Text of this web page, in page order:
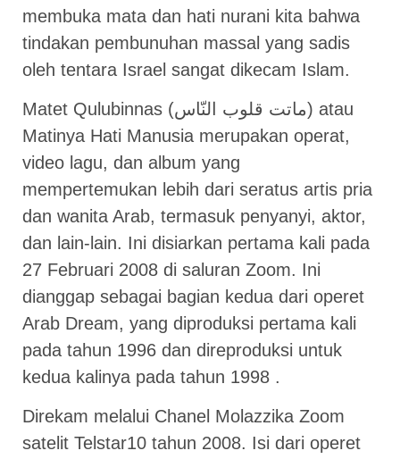
membuka mata dan hati nurani kita bahwa
tindakan pembunuhan massal yang sadis
oleh tentara Israel sangat dikecam Islam.
Matet Qulubinnas (ماتت قلوب النّاس) atau
Matinya Hati Manusia merupakan operat,
video lagu, dan album yang
mempertemukan lebih dari seratus artis pria
dan wanita Arab, termasuk penyanyi, aktor,
dan lain-lain. Ini disiarkan pertama kali pada
27 Februari 2008 di saluran Zoom. Ini
dianggap sebagai bagian kedua dari operet
Arab Dream, yang diproduksi pertama kali
pada tahun 1996 dan direproduksi untuk
kedua kalinya pada tahun 1998 .
Direkam melalui Chanel Molazzika Zoom
satelit Telstar10 tahun 2008. Isi dari operet